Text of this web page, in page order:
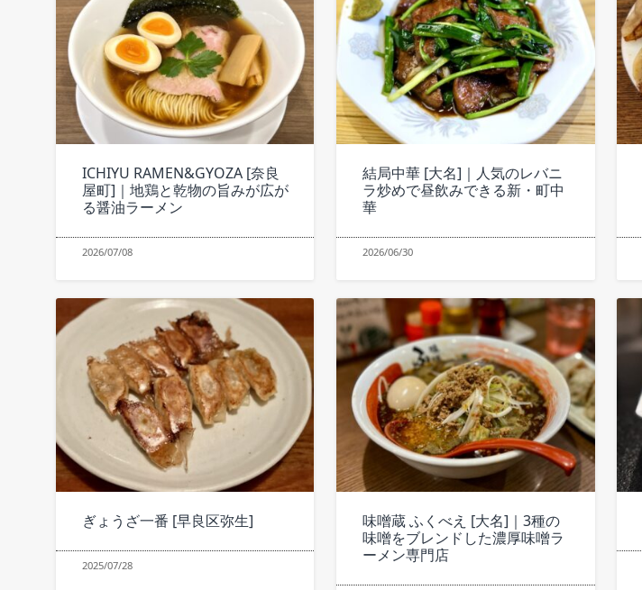
ICHIYU RAMEN&GYOZA [奈良
屋町]｜地鶏と乾物の旨みが広が
る醤油ラーメン
2026/07/08
結局中華 [大名]｜人気のレバニ
ラ炒めで昼飲みできる新・町中
華
2026/06/30
ぎょうざ一番 [早良区弥生]
2025/07/28
味噌蔵 ふくべえ [大名]｜3種の
味噌をブレンドした濃厚味噌ラ
ーメン専門店